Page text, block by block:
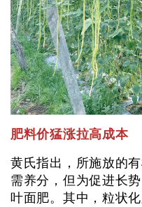
肥料价猛涨拉高成
黄氏指出，所施放的
需养分，但为促进长
叶面肥。其中，粒状